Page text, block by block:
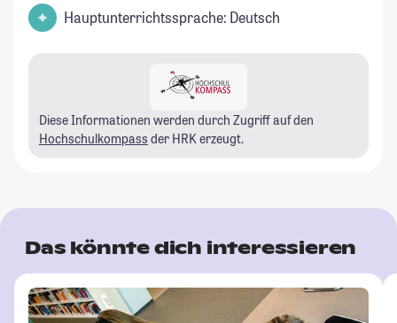
Hauptunterrichtssprache: Deutsch
Diese Informationen werden durch Zugriff auf den
Hochschulkompass der HRK erzeugt.
Das könnte dich interessieren